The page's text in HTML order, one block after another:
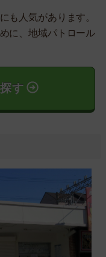
も人気があります。
に、地域パトロール
す